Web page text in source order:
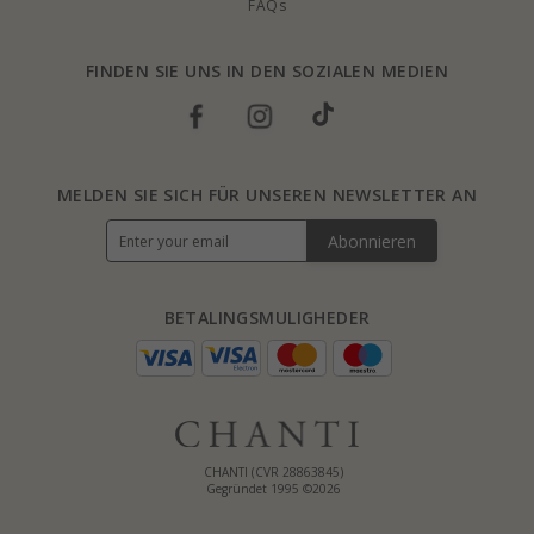
FAQs
FINDEN SIE UNS IN DEN SOZIALEN MEDIEN
CHANTI (CVR 28863845)
Gegründet 1995 ©2026
BETALINGSMULIGHEDER
MELDEN SIE SICH FÜR UNSEREN NEWSLETTER AN
Abonnieren